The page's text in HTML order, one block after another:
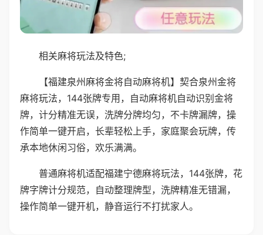
相关麻将玩法及特色;
【福建泉州麻将金将自动麻将机】契合泉州金将
麻将玩法，144张牌专用，自动麻将机自动识别金将
牌，计分精准无误，洗牌分牌均匀，不卡牌漏牌，操
作简单一键开启，长辈轻松上手，家庭聚会玩牌，传
承本地休闲习俗，欢乐满满。
普通麻将机适配福建宁德麻将玩法，144张牌，花
牌字牌计分规范，自动整理牌型，洗牌精准无错漏，
操作简单一键开机，静音运行不打扰家人。